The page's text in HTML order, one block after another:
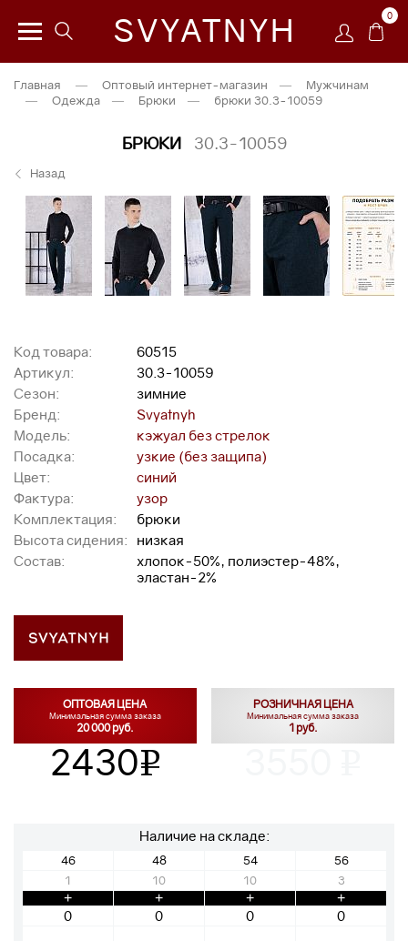
SVYATNYH 0
Главная — Оптовый интернет-магазин —
Мужчинам
—
Одежда — Брюки — брюки 30.3-10059
БРЮКИ 30.3-10059
Назад
Код товара:
60515
Артикул:
30.3-10059
Сезон:
зимние
Бренд:
Svyatnyh
Модель:
кэжуал без стрелок
Посадка:
узкие (без защипа)
Цвет:
синий
Фактура:
узор
Комплектация:
брюки
Высота сидения:
низкая
Состав:
хлопок-50%, полиэстер-48%,
эластан-2%
ОПТОВАЯ ЦЕНА
Минимальная сумма заказа
20 000 руб.
2430v
РОЗНИЧНАЯ ЦЕНА
Минимальная сумма заказа
1 руб.
Наличие на складе:
46 48 54
56
1
+
10
+
10
+
3
+